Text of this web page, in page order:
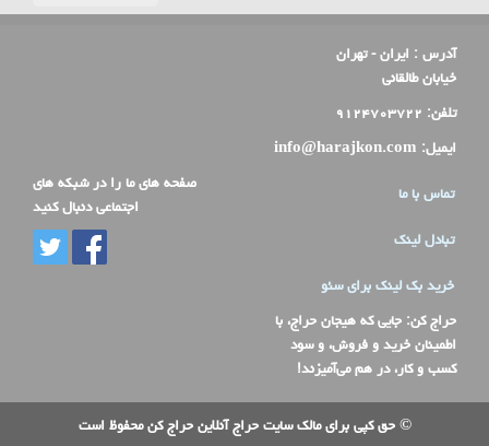
آدرس : ایران - تهران
خیابان طالقانی
تلفن: ۹۱۲۴۷۰۳۷۲۲
ایمیل: info@harajkon.com
تماس با ما
تبادل لینک
خرید بک لینک برای سئو
حراج کن: جایی که هیجان حراج، با
اطمینان خرید و فروش، و سود
کسب و کار، در هم می‌آمیزند!
صفحه های ما را در شبکه های
اجتماعی دنبال کنید
© حق کپی برای مالک سایت حراج آنلاین حراج کن محفوظ است